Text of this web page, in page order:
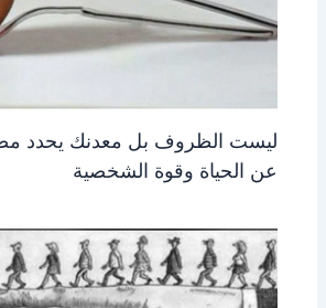
ليست الظروف بل معدنك يحدد
عن الحياة وقوة الشخصية